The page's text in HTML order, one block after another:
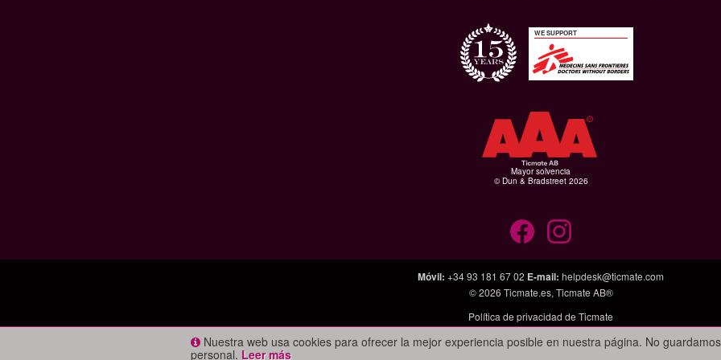
WE SUPPORT
Mayor solvencia
© Dun & Bradstreet 2026
Móvil: +34 93 181 67 02 E-mail: helpdesk@ticmate.com
© 2026 Ticmate.es, Ticmate AB®
Política de privacidad de Ticmate
Nuestra web usa cookies para ofrecer la mejor experiencia posible en nuestra página. No
personal. Leer más